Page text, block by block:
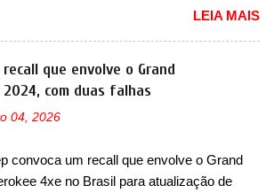
uma rápida expansão na China
de portfólio. Apoiada pela Stellantis,
confirmou a estreia de um novo
compacto à sua linha. Posicionado
imagens teaser do A05, que nas
o A05s. Previsto para ser lançado
neste ano na China, o compacto elétrico
LEIA MAIS
que envolve o Grand
com duas falhas
04, 2026
convoca um recall que envolve o Grand
4xe no Brasil para atualização de